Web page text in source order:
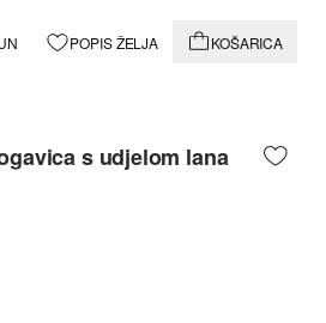
POPIS ŽELJA KOŠARICA
s udjelom lana